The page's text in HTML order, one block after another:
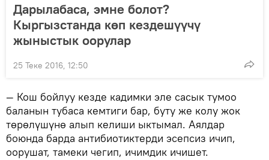
Дарылабаса, эмне болот?
Кыргызстанда көп кездешүүчү
жыныстык оорулар
25 Теке 2016, 12:50
— Кош бойлуу кезде кадимки эле сасык тумоо
баланын тубаса кемтиги бар, буту же колу жок
төрөлүшүнө алып келиши ыктымал. Аялдар
боюнда барда антибиотиктерди эсепсиз ичип,
оорушат, тамеки чегип, ичимдик ичишет.